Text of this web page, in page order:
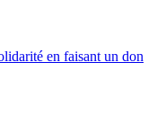
en faisant un don